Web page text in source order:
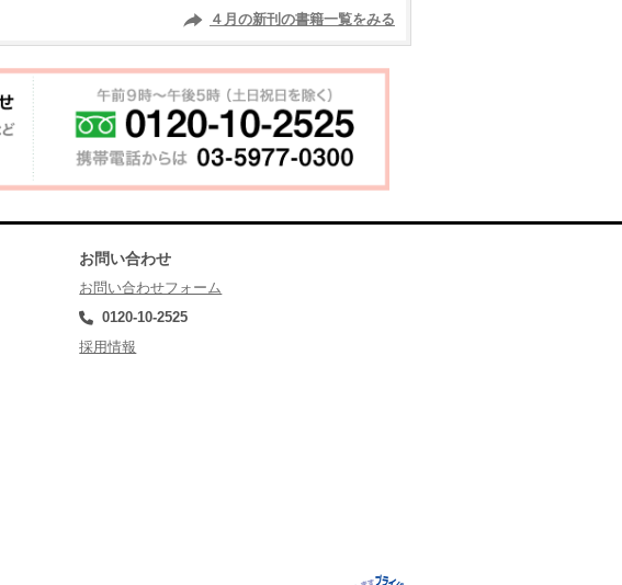
４月の新刊の書籍一覧をみる
お問い合わせ
お問い合わせフォーム
0120-10-2525
採用情報